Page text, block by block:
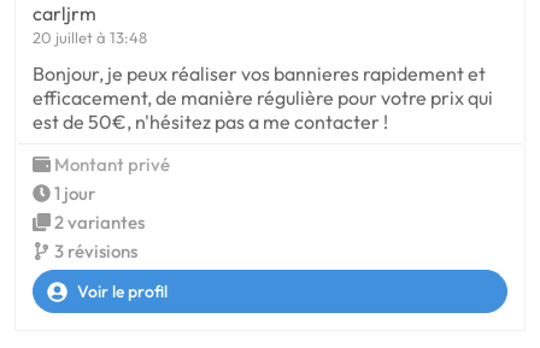
carljrm
20 juillet à 13:48
Bonjour, je peux réaliser vos bannieres rapidement et
efficacement, de manière régulière pour votre prix qui
est de 50€, n'hésitez pas a me contacter !
Montant privé
1 jour
2 variantes
3 révisions
Voir le profil